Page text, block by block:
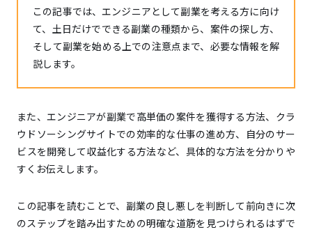
この記事では、エンジニアとして副業を考える方に向け
て、土日だけでできる副業の種類から、案件の探し方、
そして副業を始める上での注意点まで、必要な情報を解
説します。
また、エンジニアが副業で高単価の案件を獲得する方法、クラ
ウドソーシングサイトでの効率的な仕事の進め方、自分のサー
ビスを開発して収益化する方法など、具体的な方法を分かりや
すくお伝えします。
この記事を読むことで、副業の良し悪しを判断して前向きに次
のステップを踏み出すための明確な道筋を見つけられるはずで